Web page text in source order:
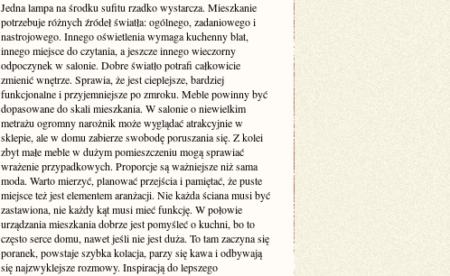
Jedna lampa na środku sufitu rzadko wystarcza. Mieszkanie
potrzebuje różnych źródeł światła: ogólnego, zadaniowego i
nastrojowego. Innego oświetlenia wymaga kuchenny blat,
innego miejsce do czytania, a jeszcze innego wieczorny
odpoczynek w salonie. Dobre światło potrafi całkowicie
zmienić wnętrze. Sprawia, że jest cieplejsze, bardziej
funkcjonalne i przyjemniejsze po zmroku. Meble powinny być
dopasowane do skali mieszkania. W salonie o niewielkim
metrażu ogromny narożnik może wyglądać atrakcyjnie w
sklepie, ale w domu zabierze swobodę poruszania się. Z kolei
zbyt małe meble w dużym pomieszczeniu mogą sprawiać
wrażenie przypadkowych. Proporcje są ważniejsze niż sama
moda. Warto mierzyć, planować przejścia i pamiętać, że puste
miejsce też jest elementem aranżacji. Nie każda ściana musi być
zastawiona, nie każdy kąt musi mieć funkcję. W połowie
urządzania mieszkania dobrze jest pomyśleć o kuchni, bo to
często serce domu, nawet jeśli nie jest duża. To tam zaczyna się
poranek, powstaje szybka kolacja, parzy się kawa i odbywają
się najzwyklejsze rozmowy. Inspiracją do lepszego